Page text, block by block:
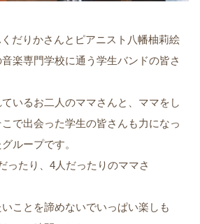
だりかさんとピアニスト八幡柚莉絵
楽専門学校に通う学生バンドの皆さ
いるお二人のママさんと、ママをし
で出会った学生の皆さんも力になっ
ループです。
ったり、4人だったりのママさ
ことを諦めないでいっぱい楽しも